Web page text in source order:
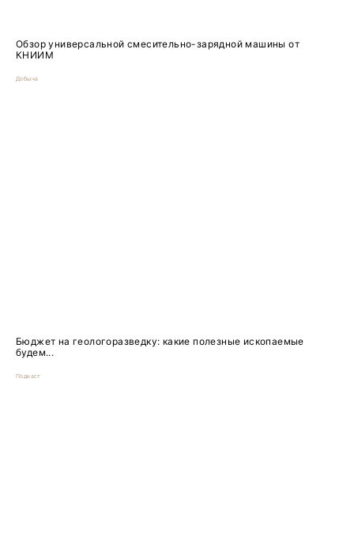
Обзор универсальной смесительно-зарядной машины от
КНИИМ
Добыча
Бюджет на геологоразведку: какие полезные ископаемые
будем...
Подкаст